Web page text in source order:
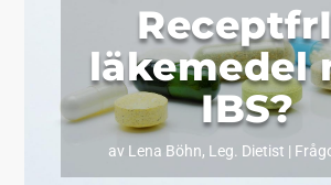
läkemedel
IBS?
av Lena Böhn, Leg. Dietist |